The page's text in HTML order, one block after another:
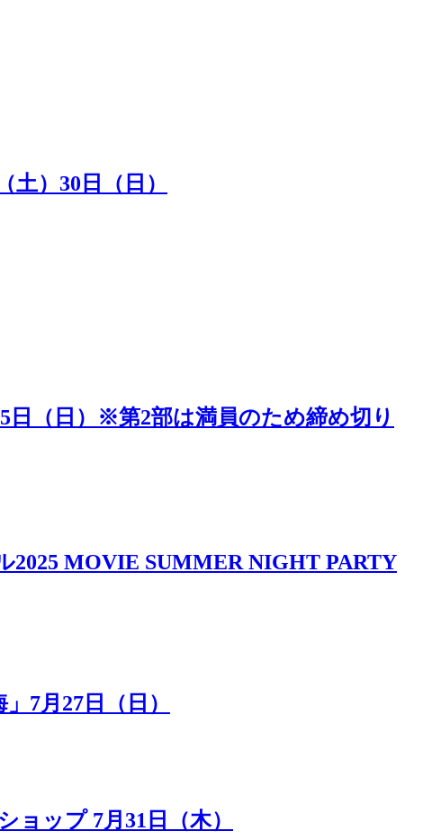
）30日（日）
日（日）※第2部は満員のため締め切り
MOVIE SUMMER NIGHT PARTY
7月27日（日）
ップ 7月31日（木）